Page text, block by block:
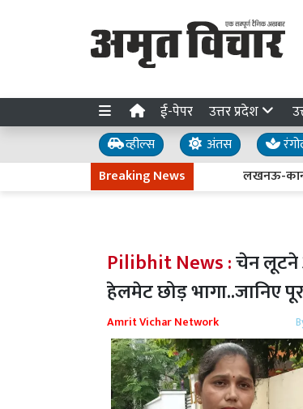
ई-पेपर उत्तर प्रदेश
व्हील्स अंतस
Breaking News
लखनऊ-कानपुर
Pilibhit News :चेन लूटने
हेलमेट छोड़ भागा..जानिए
Amrit Vichar Network